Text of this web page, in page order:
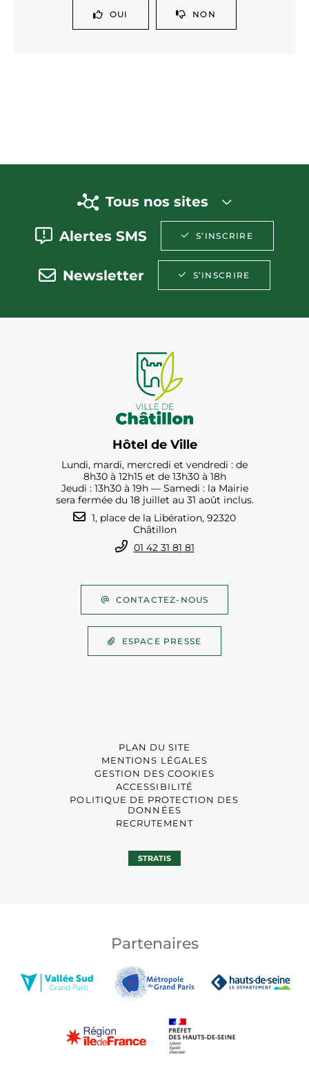
OUI NON
Tous nos sites
Alertes SMS S’INSCRIRE
Newsletter S’INSCRIRE
Hôtel de Ville
Lundi, mardi, mercredi et vendredi : de
8h30 à 12h15 et de 13h30 à 18h
Jeudi : 13h30 à 19h — Samedi : la Mairie
sera fermée du 18 juillet au 31 août inclus.
1, place de la Libération, 92320
Châtillon
01 42 31 81 81
CONTACTEZ-NOUS
ESPACE PRESSE
PLAN DU SITE
MENTIONS LÉGALES
GESTION DES COOKIES
ACCESSIBILITÉ
POLITIQUE DE PROTECTION DES
DONNÉES
RECRUTEMENT
STRATIS
Partenaires